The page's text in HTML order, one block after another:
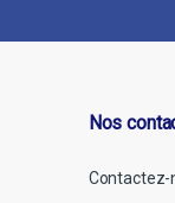
Nos
Contactez-